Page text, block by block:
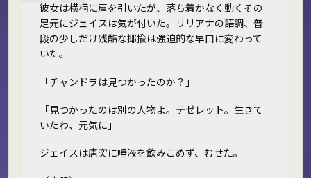
彼女は横柄に肩を引いたが、落ち着かなく動くその
足元にジェイスは気が付いた。リリアナの語調、普
段の少しだけ残酷な揶揄は強迫的な早口に変わって
いた。
「チャンドラは見つかったのか？」
「見つかったのは別の人物よ。テゼレット。生きて
いたわ、元気に」
ジェイスは唐突に唾液を飲みこめず、むせた。